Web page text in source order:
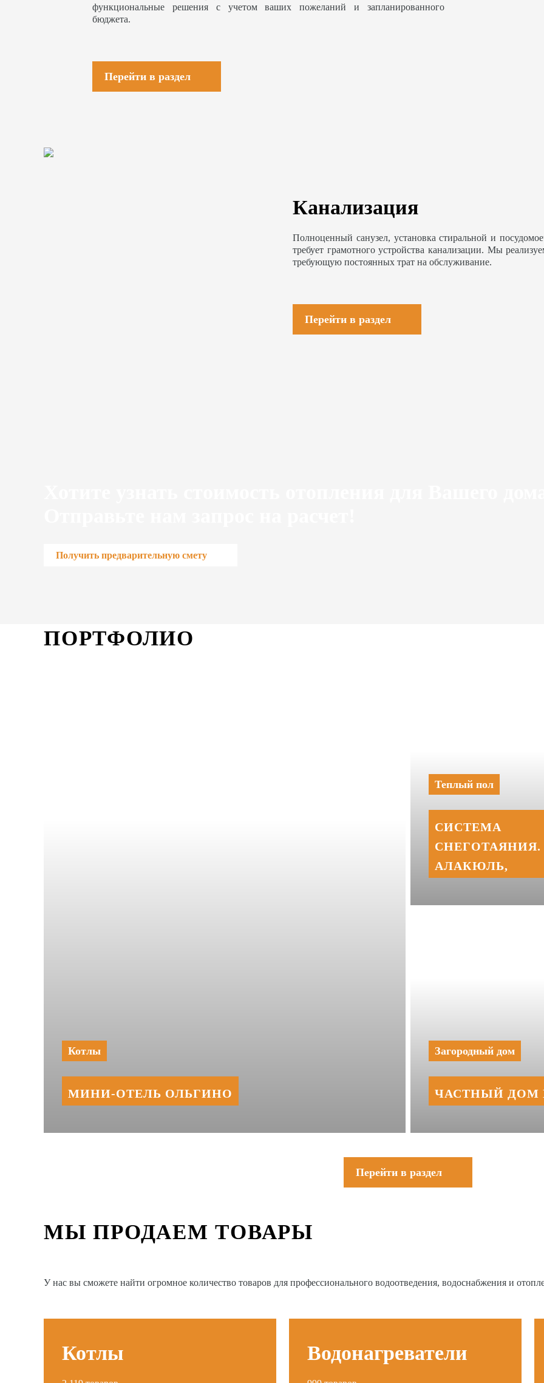
функциональные решения с учетом ваших пожеланий и запланированного
бюджета.
Перейти в раздел
Канализация
Полноценный санузел, установка стиральной и
требует грамотного устройства канализации. Мы
требующую постоянных трат на обслуживание.
Перейти в раздел
Получить предварительную смету
ПОРТФОЛИО
Котлы
МИНИ‑‏ОТЕЛЬ ОЛЬГИНО
Теплый пол
СИСТЕМА
СНЕГОТАЯНИЯ.
АЛАКЮЛЬ,
Загородный дом
ЧАСТНЫЙ ДОМ
Перейти в раздел
МЫ ПРОДАЕМ ТОВАРЫ
У нас вы сможете найти огромное количество товаров для профессионального водоотведения, водоснабжения и
Котлы Водонагреватели